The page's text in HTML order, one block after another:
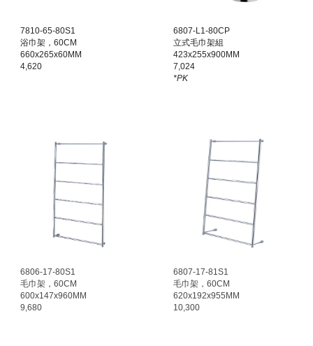
7810-65-80S1
浴巾架，60CM
660x265x60MM
4,620
6807-L1-80CP
立式毛巾架組
423x255x900MM
7,024
*PK
6806-17-80S1
毛巾架，60CM
600x147x960MM
9,680
6807-17-81S1
毛巾架，60CM
620x192x955MM
10,300